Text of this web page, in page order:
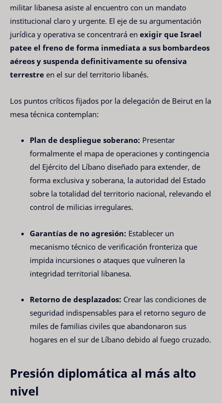
militar libanesa asiste al encuentro con un mandato
institucional claro y urgente. El eje de su argumentación
jurídica y operativa se concentrará en exigir que Israel
patee el freno de forma inmediata a sus bombardeos
aéreos y suspenda definitivamente su ofensiva
terrestre en el sur del territorio libanés.
Los puntos críticos fijados por la delegación de Beirut en la
mesa técnica contemplan:
Plan de despliegue soberano: Presentar
formalmente el mapa de operaciones y contingencia
del Ejército del Líbano diseñado para extender, de
forma exclusiva y soberana, la autoridad del Estado
sobre la totalidad del territorio nacional, relevando el
control de milicias irregulares.
Garantías de no agresión: Establecer un
mecanismo técnico de verificación fronteriza que
impida incursiones o ataques que vulneren la
integridad territorial libanesa.
Retorno de desplazados: Crear las condiciones de
seguridad indispensables para el retorno seguro de
miles de familias civiles que abandonaron sus
hogares en el sur de Líbano debido al fuego cruzado.
Presión diplomática al más alto
nivel